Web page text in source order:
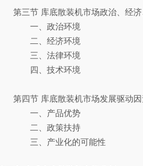
第三节 库底散装机市场政治、经济
一、政治环境
二、经济环境
三、法律环境
四、技术环境
第四节 库底散装机市场发展驱动因
一、产品优势
二、政策扶持
三、产业化的可能性